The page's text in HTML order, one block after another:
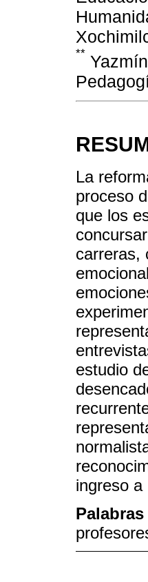
**
La
proceso
que los
carreras,
estudio
ingreso